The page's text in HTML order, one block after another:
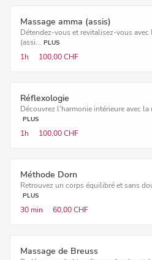
Massage amma (assis)
Détendez-vous et revitalisez-vous avec
(assi... PLUS
1h 100,00 CHF
Réflexologie
Découvrez l'harmonie intérieure avec la
PLUS
1h 100,00 CHF
Méthode Dorn
Retrouvez un corps équilibré et sans
PLUS
30 min 60,00 CHF
Massage de Breuss